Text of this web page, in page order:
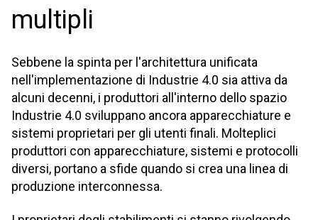
multipli
Sebbene la spinta per l'architettura unificata
nell'implementazione di Industrie 4.0 sia attiva da
alcuni decenni, i produttori all'interno dello spazio
Industrie 4.0 sviluppano ancora apparecchiature e
sistemi proprietari per gli utenti finali. Molteplici
produttori con apparecchiature, sistemi e protocolli
diversi, portano a sfide quando si crea una linea di
produzione interconnessa.